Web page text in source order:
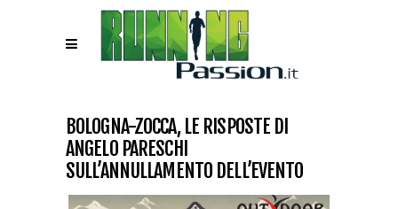
BOLOGNA-ZOCCA, LE RISPOSTE DI
ANGELO PARESCHI
SULL’ANNULLAMENTO DELL’EVENTO